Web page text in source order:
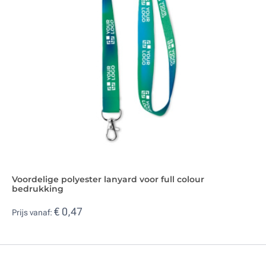
Voordelige polyester lanyard voor full colour
bedrukking
Prijs vanaf: € 0,47